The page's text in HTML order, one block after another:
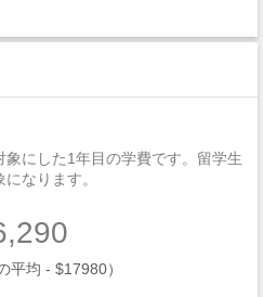
にした1年目の学費です。留学生
なります。
平均 - $17980）